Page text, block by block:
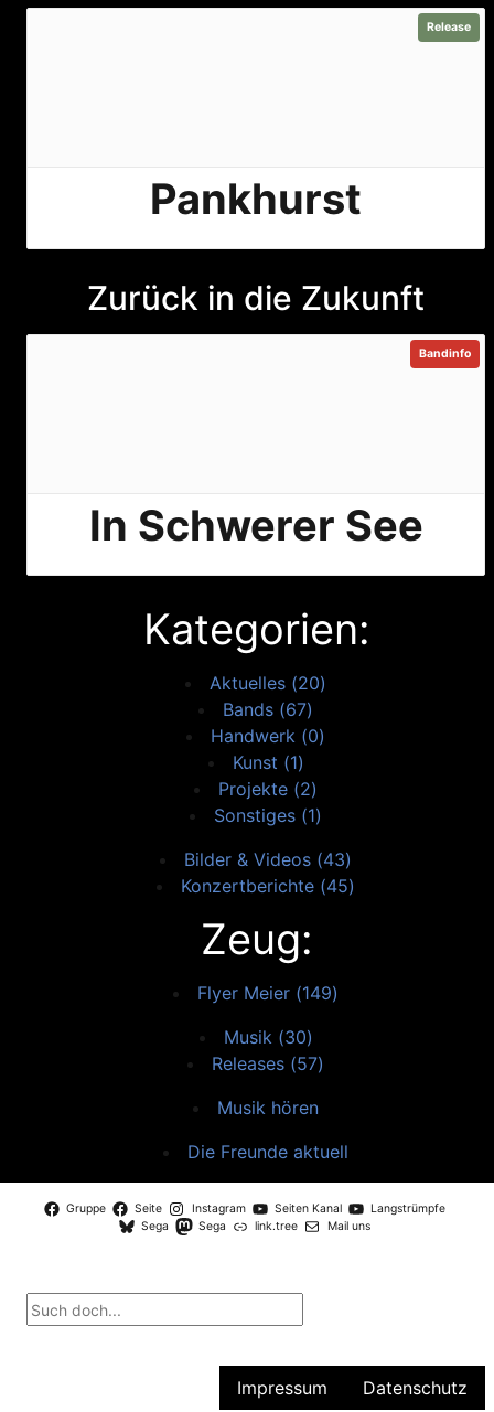
Pankhurst
Release
Zurück in die Zukunft
In Schwerer See
Bandinfo
Kategorien:
Aktuelles (20)
Bands (67)
Handwerk (0)
Kunst (1)
Projekte (2)
Sonstiges (1)
Bilder & Videos (43)
Konzertberichte (45)
Zeug:
Flyer Meier (149)
Musik (30)
Releases (57)
Musik hören
Die Freunde aktuell
Gruppe Seite Instagram Seiten Kanal
Langstrümpfe
Sega
Sega link.tree Mail uns
Impressum Datenschutz